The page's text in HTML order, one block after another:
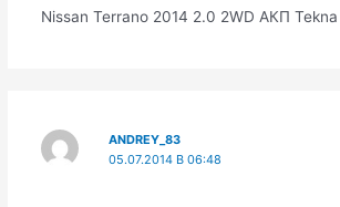
Nissan Terrano 2014 2.0 2WD АКП Tekna
ANDREY_83
05.07.2014 В 06:48